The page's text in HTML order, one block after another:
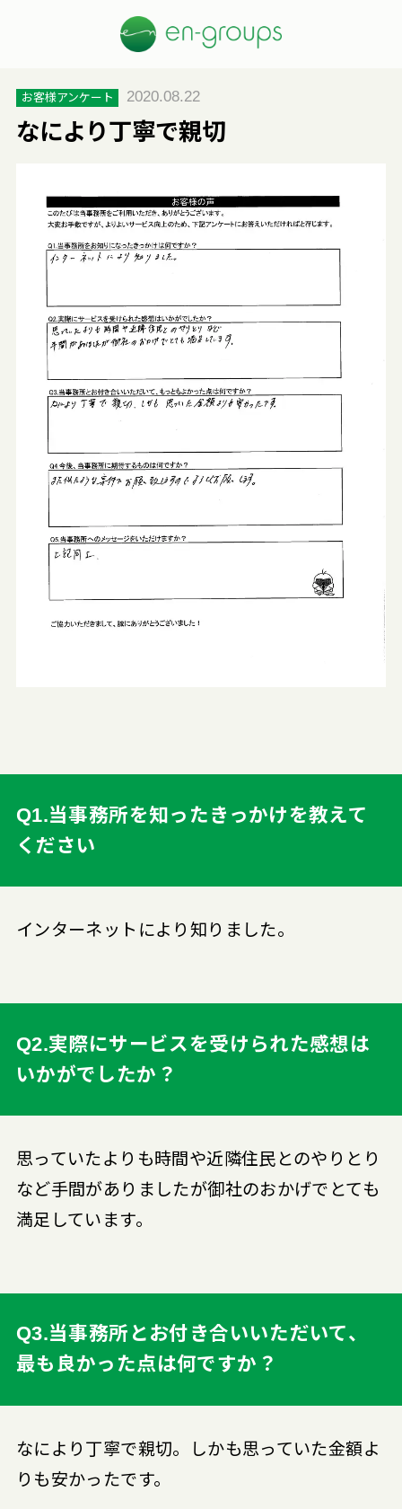
お客様アンケート 2020.08.22
なにより丁寧で親切
Q1.当事務所を知ったきっかけを教えて
ください
インターネットにより知りました。
Q2.実際にサービスを受けられた感想は
いかがでしたか？
思っていたよりも時間や近隣住民とのやりとり
など手間がありましたが御社のおかげでとても
満足しています。
Q3.当事務所とお付き合いいただいて、
最も良かった点は何ですか？
なにより丁寧で親切。しかも思っていた金額よ
りも安かったです。